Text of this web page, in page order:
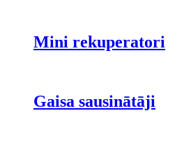
Mini rekuperatori
Gaisa sausinātāji